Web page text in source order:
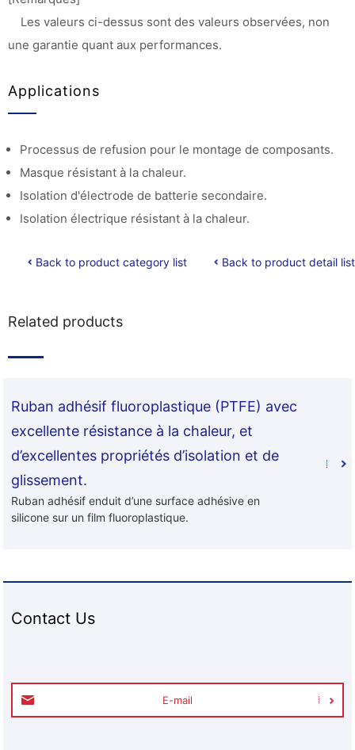
Les valeurs ci-dessus sont des valeurs observées, non
une garantie quant aux performances.
Applications
Processus de refusion pour le montage de composants.
Masque résistant à la chaleur.
Isolation d'électrode de batterie secondaire.
Isolation électrique résistant à la chaleur.
Back to product category list Back to product detail list
Related products
Ruban adhésif fluoroplastique (PTFE) avec
excellente résistance à la chaleur, et
d’excellentes propriétés d’isolation et de
glissement.
Ruban adhésif enduit d’une surface adhésive en
silicone sur un film fluoroplastique.
Contact Us
E-mail